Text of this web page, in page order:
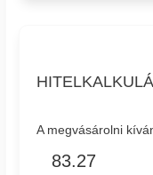
A megvásárolni